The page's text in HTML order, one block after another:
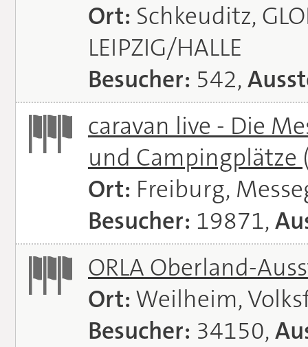
Ort: Schkeuditz,
LEIPZIG/HALLE
Besucher: 542,
caravan live - Die
und Campingplätze
Ort: Freiburg,
Besucher: 19871,
ORLA Oberland-
Ort: Weilheim,
Besucher: 34150,